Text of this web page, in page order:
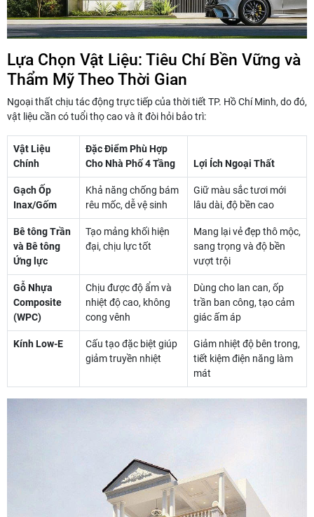
Lựa Chọn Vật Liệu: Tiêu Chí Bền Vững và
Thẩm Mỹ Theo Thời Gian
Ngoại thất chịu tác động trực tiếp của thời tiết TP. Hồ Chí Minh, do đó,
vật liệu cần có tuổi thọ cao và ít đòi hỏi bảo trì:
Vật Liệu
Chính
Đặc Điểm Phù Hợp
Cho Nhà Phố 4 Tầng
Lợi Ích Ngoại Thất
Gạch Ốp
Inax/Gốm
Khả năng chống bám
rêu mốc, dễ vệ sinh
Giữ màu sắc tươi mới
lâu dài, độ bền cao
Bê tông Trần
và Bê tông
Ứng lực
Tạo mảng khối hiện
đại, chịu lực tốt
Mang lại vẻ đẹp thô mộc,
sang trọng và độ bền
vượt trội
Gỗ Nhựa
Composite
(WPC)
Chịu được độ ẩm và
nhiệt độ cao, không
cong vênh
Dùng cho lan can, ốp
trần ban công, tạo cảm
giác ấm áp
Kính Low-E
Cấu tạo đặc biệt giúp
giảm truyền nhiệt
Giảm nhiệt độ bên trong,
tiết kiệm điện năng làm
mát